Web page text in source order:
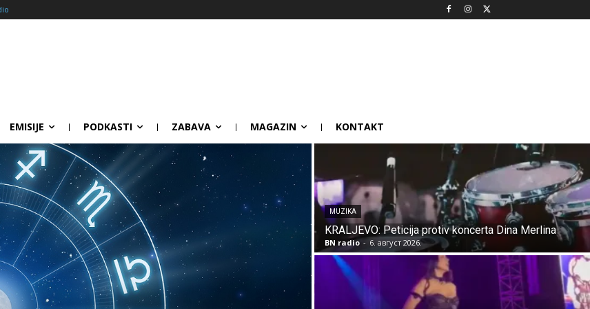
EMISIJE PODKASTI ZABAVA MAGAZIN KONTAKT
MUZIKA
KRALJEVO: Peticija protiv koncerta Dina Merlina
BN radio - 6. август 2026.